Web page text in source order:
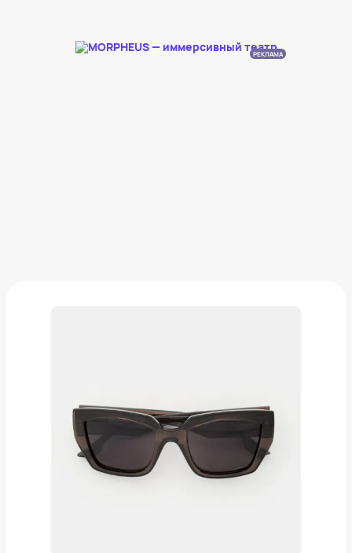
РЕКЛАМА
Очки солнцезащитные Karl Lagerfeld
24 900 ₽
Добавить в вишлист